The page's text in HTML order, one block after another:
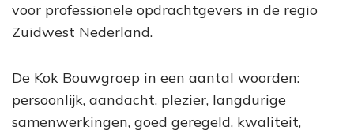
voor professionele opdrachtgevers in de regio
Zuidwest Nederland.
De Kok Bouwgroep in een aantal woorden:
persoonlijk, aandacht, plezier, langdurige
samenwerkingen, goed geregeld, kwaliteit,